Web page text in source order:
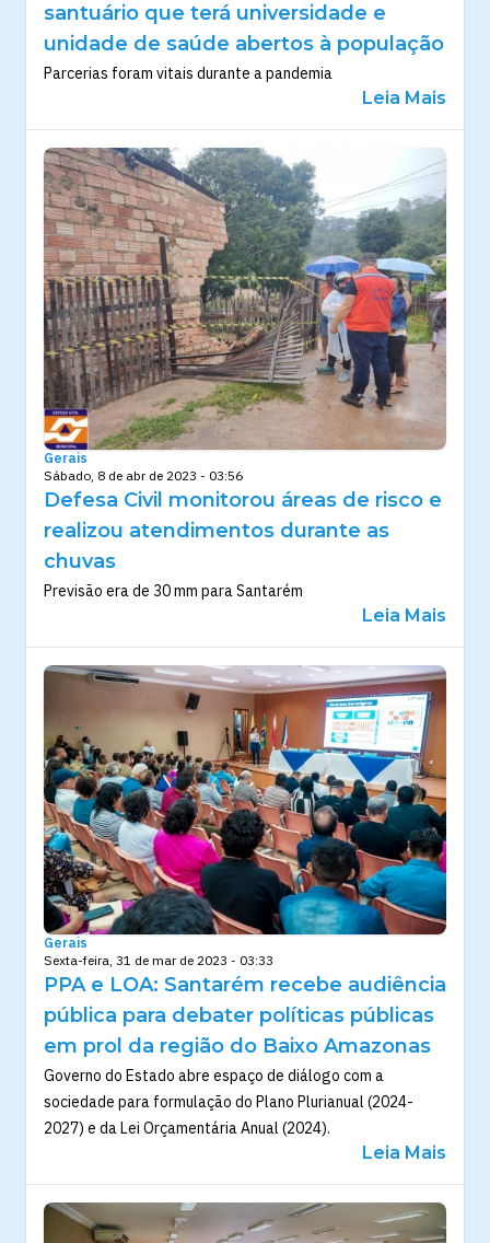
santuário que terá universidade e
unidade de saúde abertos à população
Parcerias foram vitais durante a pandemia
Leia Mais
Gerais
Sábado, 8 de abr de 2023 - 03:56
Defesa Civil monitorou áreas de risco e
realizou atendimentos durante as
chuvas
Previsão era de 30 mm para Santarém
Leia Mais
Gerais
Sexta-feira, 31 de mar de 2023 - 03:33
PPA e LOA: Santarém recebe audiência
pública para debater políticas públicas
em prol da região do Baixo Amazonas
Governo do Estado abre espaço de diálogo com a
sociedade para formulação do Plano Plurianual (2024-
2027) e da Lei Orçamentária Anual (2024).
Leia Mais